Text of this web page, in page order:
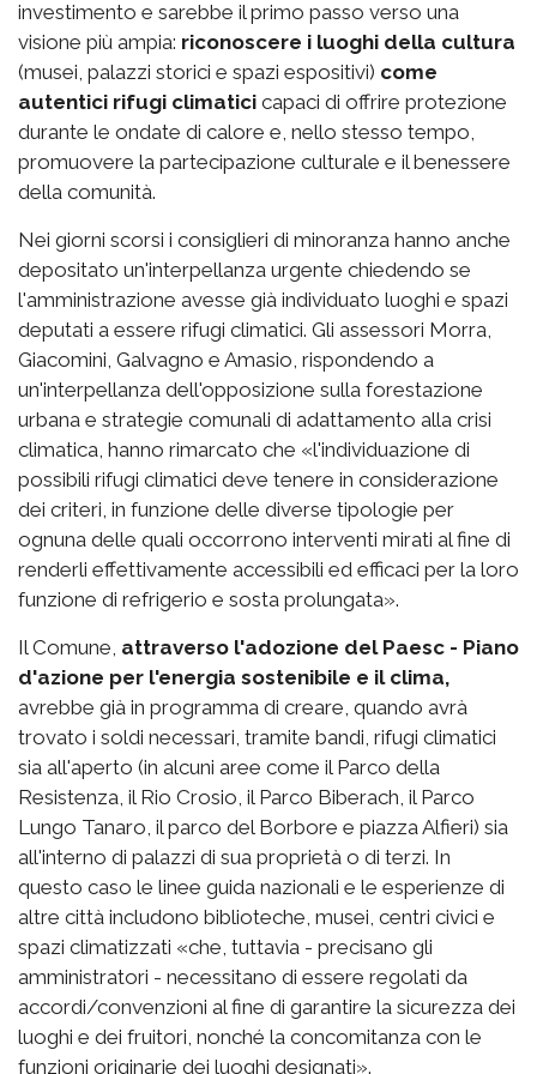
investimento e sarebbe il primo passo verso una
visione più ampia: riconoscere i luoghi della cultura
(musei, palazzi storici e spazi espositivi) come
autentici rifugi climatici capaci di offrire protezione
durante le ondate di calore e, nello stesso tempo,
promuovere la partecipazione culturale e il benessere
della comunità.
Nei giorni scorsi i consiglieri di minoranza hanno anche
depositato un'interpellanza urgente chiedendo se
l'amministrazione avesse già individuato luoghi e spazi
deputati a essere rifugi climatici. Gli assessori Morra,
Giacomini, Galvagno e Amasio, rispondendo a
un'interpellanza dell'opposizione sulla forestazione
urbana e strategie comunali di adattamento alla crisi
climatica, hanno rimarcato che «l'individuazione di
possibili rifugi climatici deve tenere in considerazione
dei criteri, in funzione delle diverse tipologie per
ognuna delle quali occorrono interventi mirati al fine di
renderli effettivamente accessibili ed efficaci per la loro
funzione di refrigerio e sosta prolungata».
Il Comune, attraverso l'adozione del Paesc - Piano
d'azione per l'energia sostenibile e il clima,
avrebbe già in programma di creare, quando avrà
trovato i soldi necessari, tramite bandi, rifugi climatici
sia all'aperto (in alcuni aree come il Parco della
Resistenza, il Rio Crosio, il Parco Biberach, il Parco
Lungo Tanaro, il parco del Borbore e piazza Alfieri) sia
all'interno di palazzi di sua proprietà o di terzi. In
questo caso le linee guida nazionali e le esperienze di
altre città includono biblioteche, musei, centri civici e
spazi climatizzati «che, tuttavia - precisano gli
amministratori - necessitano di essere regolati da
accordi/convenzioni al fine di garantire la sicurezza dei
luoghi e dei fruitori, nonché la concomitanza con le
funzioni originarie dei luoghi designati».